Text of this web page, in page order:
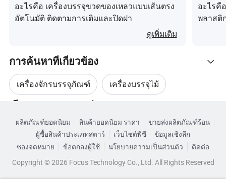
DCS 10 2-10
อะไรคือ เครื่องบรรจุขวดของเหลวแบบเส้นตรง
อัตโนมัติ ติดตามการเติมและปิดฝา
ดูเพิ่มเติม
อะไรคื
พลาสติ
การค้นหาที่เกี่ยวข้อง
เครื่องจักรบรรจุภัณฑ์ เครื่องบรรจุไม้
เครื่องบรรจุผงละเอียด เครื่องบรรจุผงและเม็ด
ผลิตภัณฑ์ยอดนิยม สินค้ายอดนิยม ราคา
ขายส่งผลิตภัณฑ์ร้อน
ผู้ซื้อสินค้าประเภทสตาร์
เว็บไซต์พีซี
ข้อมูลเชิงลึก
ซองจดหมาย
ข้อตกลงผู้ใช้ นโยบายความเป็นส่วนตัว
ติดต่อ
Copyright © 2026 Focus Technology Co., Ltd. All Rights Reserved